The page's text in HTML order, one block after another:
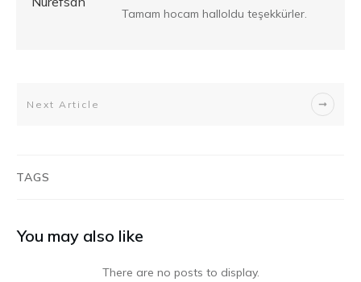
Tamam hocam halloldu teşekkürler.
Next Article
TAGS
You may also like